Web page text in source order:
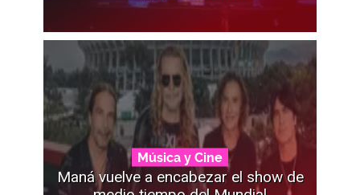
Música y Cine
Maná vuelve a encabezar el show de